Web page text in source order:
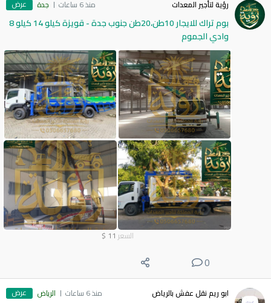
رؤية لتأجير المعدات منذ 6 ساعات جدة عرض
بوم تراك للايجار 10طن،20طن جنوب جدة - قويزة كيلو 14 كيلو 8
وادي الجموم
السعر 11
$
0
ابو ريم نقل عفش بالرياض منذ 6 ساعات الرياض عرض